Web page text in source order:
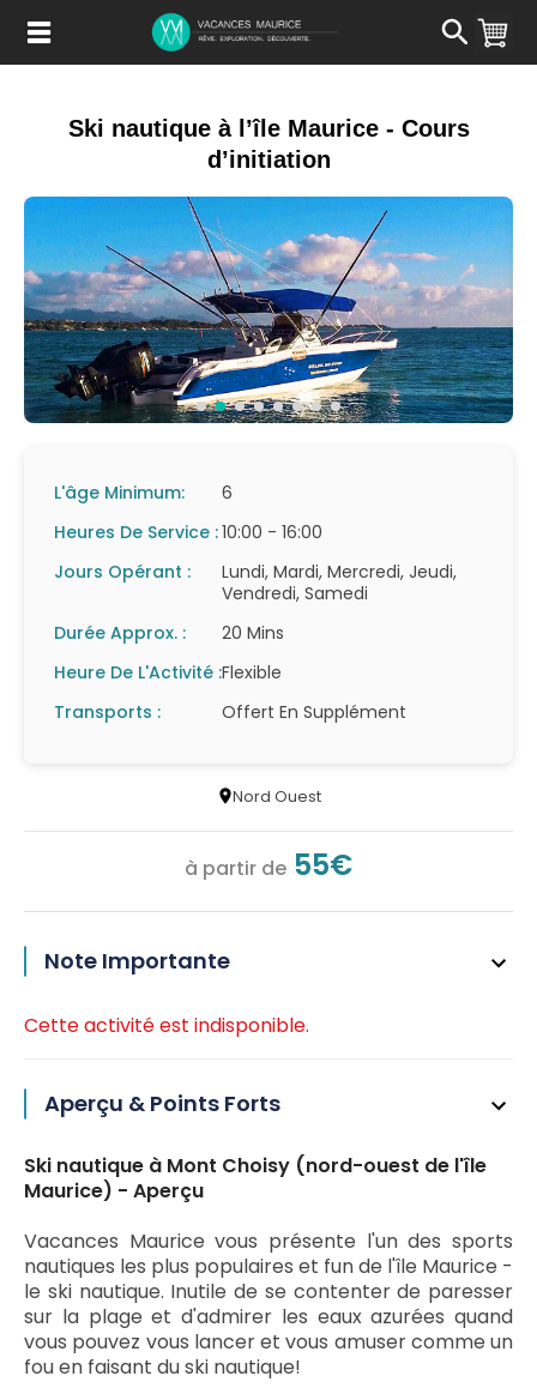
Contenu
Ski nautique à l’île Maurice - Cours
d’initiation
L'âge Minimum:
6
Heures De Service :10:00 - 16:00
Jours Opérant :
Lundi, Mardi, Mercredi, Jeudi,
Vendredi, Samedi
Durée Approx. :
20 Mins
Heure De L'Activité :Flexible
Transports :
Offert En Supplément
Nord Ouest
à partir de 55€
Note Importante
Cette activité est indisponible.
Aperçu & Points Forts
Ski nautique à Mont Choisy (nord-ouest de l'île
Maurice) - Aperçu
Vacances Maurice vous présente l'un des sports
nautiques les plus populaires et fun de l'île Maurice -
le ski nautique. Inutile de se contenter de paresser
sur la plage et d'admirer les eaux azurées quand
vous pouvez vous lancer et vous amuser comme un
fou en faisant du ski nautique!